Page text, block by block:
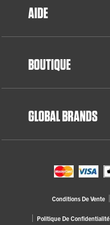
AIDE
BOUTIQUE
GLOBAL BRANDS
Conditions De Vente
Politique De Confidentialité